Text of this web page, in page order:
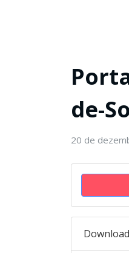
de-
20 de
Download